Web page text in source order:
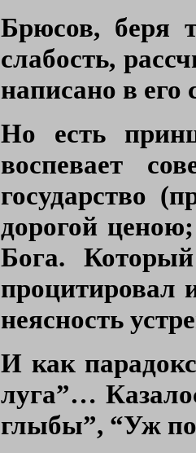
Брюсов, беря
слабость,
написано в его
Но есть
воспевает
государство
дорогой
Бога.
процитировал
неясность
И как
луга”…
глыбы”, “Уж